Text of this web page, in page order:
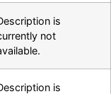
is
not
is